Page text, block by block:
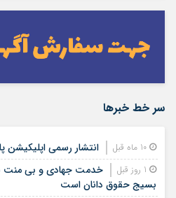
سر خط خبرها
انتشار رسمی اپلیکیشن
خدمت جهادی و بی منت
بسیج حقوق دانان است